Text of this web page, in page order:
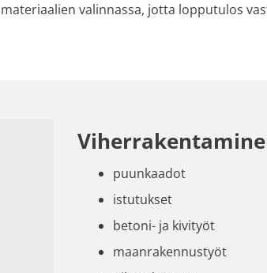
materiaalien valinnassa, jotta lopputulos
puunkaadot
istutukset
betoni- ja kivityöt
maanrakennustyöt